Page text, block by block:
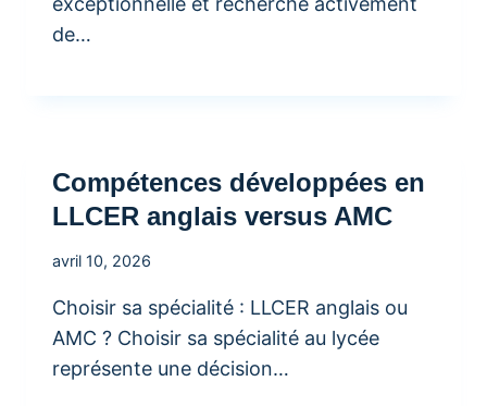
de…
Compétences développées en
LLCER anglais versus AMC
avril 10, 2026
Choisir sa spécialité : LLCER anglais ou
AMC ? Choisir sa spécialité au lycée
représente une décision…